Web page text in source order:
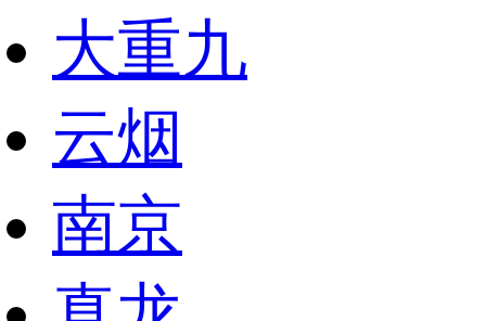
大重九
云烟
南京